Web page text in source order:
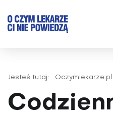
Jesteś tutaj: Oczymlekarze.pl